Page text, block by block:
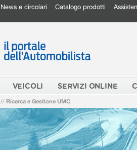
News e circolari Catalogo prodotti
VEICOLI SERVIZI ONLINE
// Ricerca e Gestione UMC